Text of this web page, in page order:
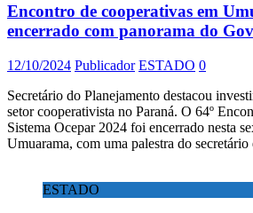
Encontro de cooperativas em
encerrado com panorama do
12/10/2024 Publicador ESTADO 0
Secretário do Planejamento destacou
setor cooperativista no Paraná. O 64º
Sistema Ocepar 2024 foi encerrado nesta
Umuarama, com uma palestra do secretário
ESTADO